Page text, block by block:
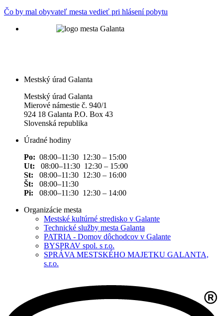
Čo by mal obyvateľ mesta vedieť pri hlásení pobytu
Mestský úrad Galanta
Mestský úrad Galanta
Mierové námestie č. 940/1
924 18 Galanta P.O. Box 43
Slovenská republika
Úradné hodiny
Po: 08:00–11:30 12:30 – 15:00
Ut: 08:00–11:30 12:30 – 15:00
St: 08:00–11:30 12:30 – 16:00
Št: 08:00–11:30
Pi: 08:00–11:30 12:30 – 14:00
Organizácie mesta
Mestské kultúrné stredisko v Galante
Technické služby mesta Galanta
PATRIA - Domov dôchodcov v Galante
BYSPRAV spol. s r.o.
SPRÁVA MESTSKÉHO MAJETKU GALANTA,
s.r.o.